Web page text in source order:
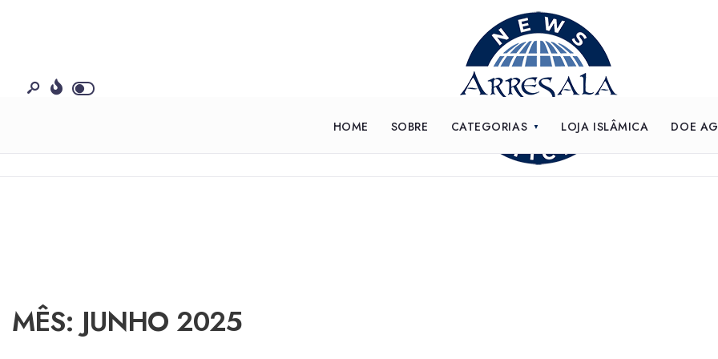
HOME SOBRE CATEGORIAS LOJA ISLÂMICA DOE
MÊS:JUNHO 2025